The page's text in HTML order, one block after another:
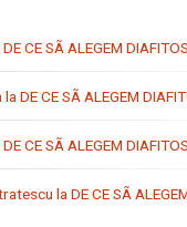
DE CE SÃ ALEGEM
la DE CE SÃ ALEGEM
DE CE SÃ ALEGEM
la DE CE SÃ